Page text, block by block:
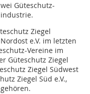
Güteschutz-
Ziegel
e.V. im letzten
Vereine im
Güteschutz Ziegel
Ziegel Südwest
Ziegel Süd e.V.,